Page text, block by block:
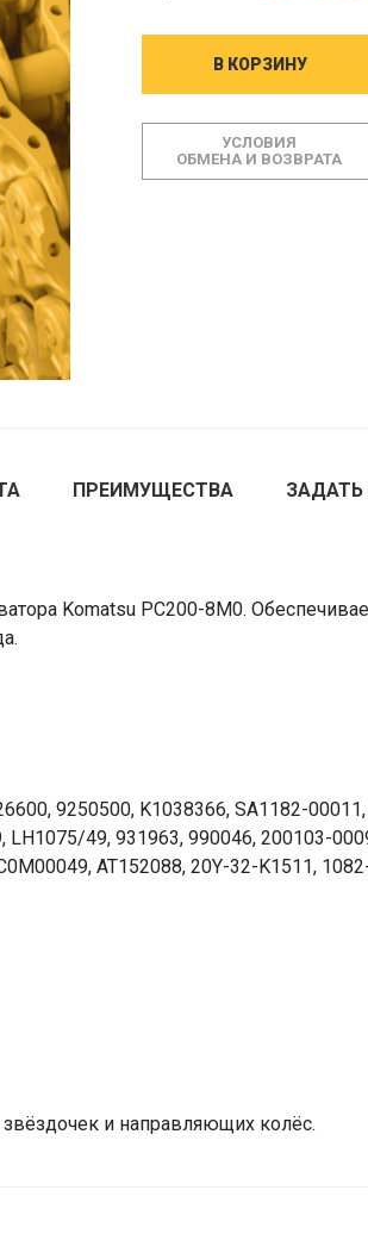
В КОРЗИНУ
УСЛОВИЯ
ОБМЕНА И ВОЗВРАТА
ПРЕИМУЩЕСТВА
Komatsu PC200-8M0.
9250500, K1038366, SA1182-
49, 931963, 990046, 200103-
AT152088, 20Y-32-K1511,
и направляющих колёс.